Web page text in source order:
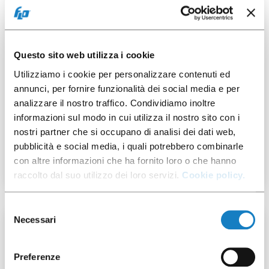
Questo sito web utilizza i cookie
Utilizziamo i cookie per personalizzare contenuti ed
annunci, per fornire funzionalità dei social media e per
analizzare il nostro traffico. Condividiamo inoltre
informazioni sul modo in cui utilizza il nostro sito con i
nostri partner che si occupano di analisi dei dati web,
pubblicità e social media, i quali potrebbero combinarle
con altre informazioni che ha fornito loro o che hanno
raccolto dal suo utilizzo dei loro servizi. Cookie policy.
delNecessari
Preferenze
115001462
Palette DM carta 78